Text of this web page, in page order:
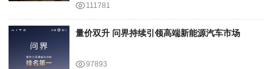
111781
量价双升 问界持续引领高端新能源汽车市场
97893